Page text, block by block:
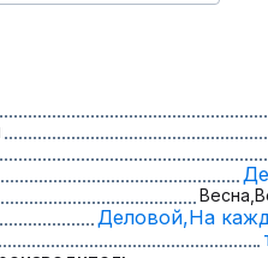
Весна,
Деловой,На